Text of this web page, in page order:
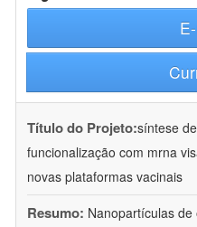
Título do Projeto:síntese
funcionalização com mrna
novas plataformas vacinais
Resumo: Nanopartículas